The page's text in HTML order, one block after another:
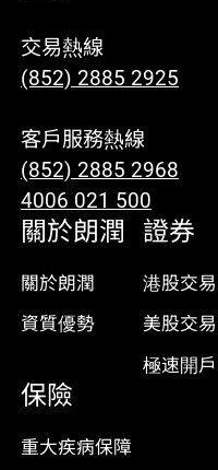
交易熱線
(852) 2885 2925
客戶服務熱線
(852) 2885 2968
4006 021 500
關於朗潤
關於朗潤
資質優勢
證券
港股交易
美股交易
極速開戶
保險
重大疾病保障